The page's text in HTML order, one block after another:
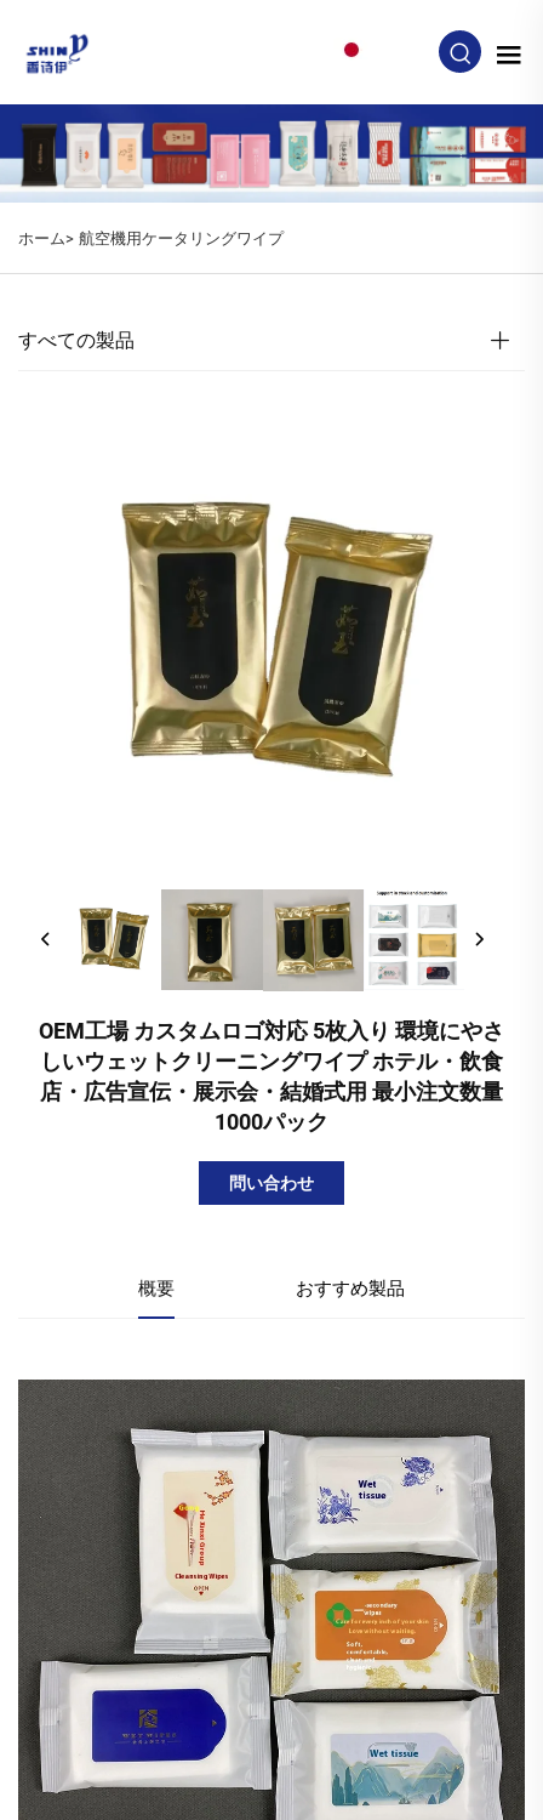
ホーム> 航空機用ケータリングワイプ
すべての製品
OEM工場 カスタムロゴ対応 5枚入り 環境にやさ
しいウェットクリーニングワイプ ホテル・飲食
店・広告宣伝・展示会・結婚式用 最小注文数量
1000パック
問い合わせ
概要 おすすめ製品